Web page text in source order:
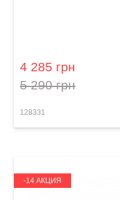
4 285 грн
5 290 грн
128331
-14 АКЦИЯ